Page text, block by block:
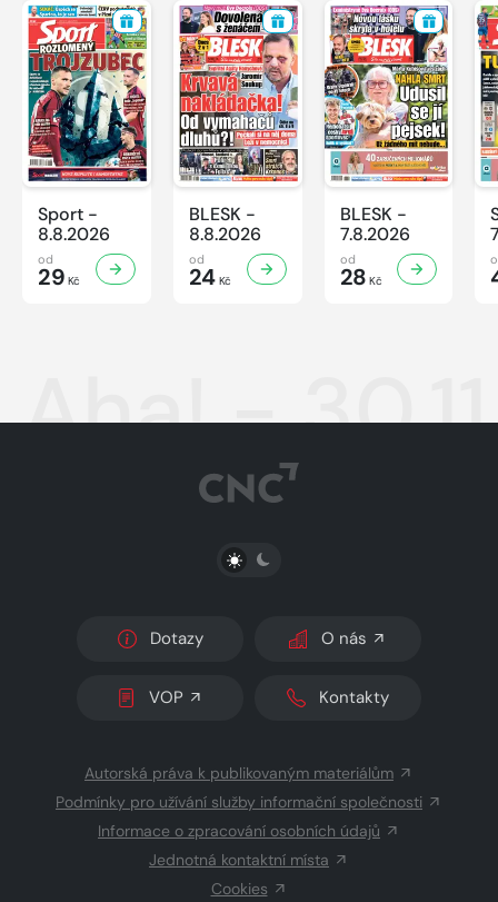
Sport -
8.8.2026
od
29 Kč
BLESK -
8.8.2026
od
24Kč
BLESK -
7.8.2026
od
28 Kč
Aha! -
PŘEPNOUT SVĚTLÝ/TMAVÝ REŽIM
Dotazy O nás
VOP Kontakty
Autorská práva k publikovaným materiálům
Podmínky pro užívání služby informační společnosti
Informace o zpracování osobních údajů
Jednotná kontaktní místa
Cookies